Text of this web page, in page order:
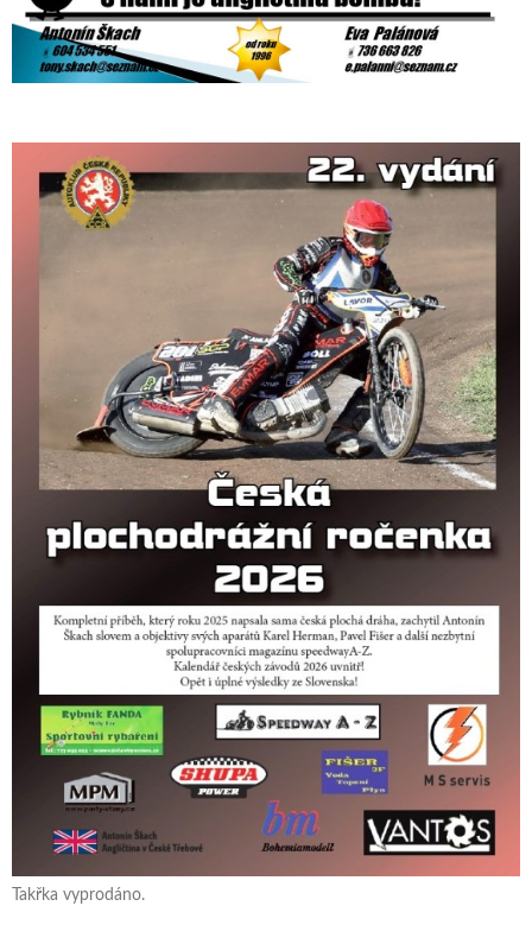
Takřka vyprodáno.